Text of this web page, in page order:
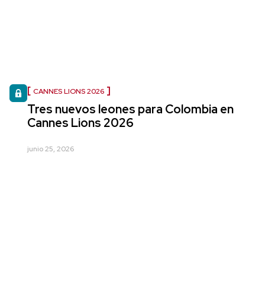
CANNES LIONS 2026
Tres nuevos leones para Colombia en
Cannes Lions 2026
junio 25, 2026